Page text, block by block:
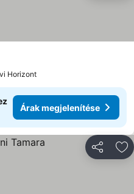
Horizont
Árak megjelenítése